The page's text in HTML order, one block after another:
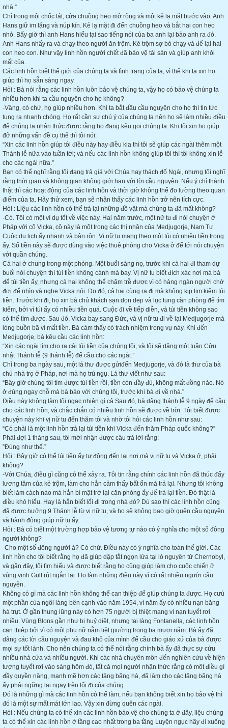
nhà.”
Chỉ trong một chốc lát, cửa chuồng heo mở rộng và một kẻ lạ mặt bước vào. Anh
Hans giữ im lặng và núp kín. Kẻ lạ mặt đi đến chuồng heo và bắt hai con heo
nhỏ. Bấy giờ thì anh Hans hiểu tại sao tiếng nói của ba anh lại bảo anh ra đó.
Anh Hans nhẩy ra và chạy theo người ăn trộm. Kẻ trộm sợ bỏ chạy và để lại hai
con heo con. Như vậy linh hồn người chết đã bảo vệ tài sản và giúp anh khỏi
mất của.
Các linh hồn biết thế giới của chúng ta và tình trạng của ta, vì thế khi ta xin họ
giúp thì họ sẵn sàng ngay.
Hỏi : Bà nói rằng các linh hồn luôn bảo vệ chúng ta, vậy họ có bảo vệ chúng ta
nhiều hơn khi ta cầu nguyện cho họ không?
-Vâng, có chứ, họ giúp nhiều hơn. Khi ta bắt đầu cầu nguyện cho họ thì tin tức
tung ra nhanh chóng. Họ rất cần sự chú ý của chúng ta nên họ sẽ làm nhiều điều
để chúng ta nhận thức được rằng họ đang kêu gọi chúng ta. Khi tôi xin họ giúp
đỡ những vấn đề cụ thể thì tôi nói:
“Xin các linh hồn giúp tôi điều này hay điều kia thì tôi sẽ giúp các ngài thêm một
Thánh lễ nữa vào tuần tới; và nếu các linh hồn không giúp tôi thì tôi không xin lễ
cho các ngài nữa.”
Bạn có thể nghĩ rằng tôi đang trả giá với Chúa hay thách đố Ngài, nhưng tôi nghĩ
rằng thời gian và không gian không giới hạn với lời cầu nguyện. Nếu ý chỉ thành
thật thì các hoạt động của các linh hồn và thời giờ không thể đo lường theo quan
điểm của ta. Hãy thử xem, bạn sẽ nhận thấy các linh hồn trở nên tích cực.
Hỏi : Liệu các linh hồn có thể trả lại những đồ vật mà chúng ta đã mất không?
-Có. Tôi có một ví dụ tốt về việc này. Hai năm trước, một nữ tu đi nói chuyện ở
Pháp với cô Vicka, cô này là một trong các thị nhân của Medjugorje, Nam Tư.
Cuộc du lịch ấy nhanh và bận rộn. Vị nữ tu mang theo một túi có nhiều tiền trong
ấy. Số tiền này sẽ được dùng vào việc thuê phòng cho Vicka ở để tới nói chuyện
với quần chúng.
Cả hai ở chung trong một phòng. Một buổi sáng nọ, trước khi cả hai đi tham dự
buổi nói chuyện thì túi tiền không cánh mà bay. Vị nữ tu biết đích xác nơi mà bà
để túi tiền ấy, nhưng cả hai không thể chậm trễ được vì có hàng ngàn người chờ
đợi để nhìn và nghe Vicka nói. Do đó, cả hai cùng ra đi mà không kịp tim kiếm túi
tiền. Trước khi đi, họ xin bà chủ khách sạn dọn dẹp và lục tung căn phòng để tìm
kiếm, bởi vì túi ấy có nhiều tiền quá. Cuộc đi về tiếp diễn, và túi tiền không sao
có thể tìm được. Sau đó, Vicka bay sang Đức, và vị nữ tu đi về lại Medjugorje mà
lòng buồn bã vì mất tiền. Bà cảm thấy có trách nhiệm trong vụ này. Khi đến
Medjugorje, bà kêu cầu các linh hồn:
“Xin các ngài tìm cho ra cái túi tiền của chúng tôi, và tôi sẽ dâng một tuần Cửu
nhật Thánh lễ (9 thánh lễ) để cầu cho các ngài.”
Chỉ trong ba ngày sau, một lá thư được gửiđến Medjugorje, và đó là thư của bà
chủ nhà trọ ở Pháp, nơi mà họ trú ngụ. Lá thư viết như sau:
“Bây giờ chúng tôi tìm được túi tiền rồi, tiền còn đầy đủ, không mất đồng nào. Nó
ở đúng ngay chỗ mà bà bảo với chúng tôi, trước khi bà đi về nhà.”
Điều này không làm tôi ngạc nhiên gì cả.Sau đó, bà dâng thánh lễ 9 ngày để cầu
cho các linh hồn, và chắc chắn có nhiều linh hồn sẽ được về trời. Tôi biết được
chuyện này khi vị nữ tu đến thăm tôi và nhờ tôi hỏi các linh hồn như sau:
“Có phải là một linh hồn trả lại túi tiền khi Vicka đến thăm Pháp quốc không?”
Phải đợi 1 tháng sau, tôi mới nhận được câu trả lời rằng:
”Đúng như thế.”
Hỏi : Bây giờ có thể túi tiền ấy tự động đến lại nơi mà vị nữ tu và Vicka ở, phải
không?
-Với Chúa, điều gì cũng có thể xảy ra. Tôi tin rằng chính các linh hồn đã thúc đẩy
lương tâm của kẻ trộm, làm cho hắn cảm thấy bất ổn mà trả lại. Nhưng tôi không
biết làm cách nào mà hắn bí mật trở lại căn phòng ấy để trả lại tiền. Đó thật là
điều khó hiểu. Hay là hắn biết lối đi trong nhà đó? Dù sao thì các linh hồn cũng
đã được hưởng 9 Thánh lễ từ vị nữ tu, và họ sẽ không bao giờ quên cầu nguyện
và hành động giúp nữ tu ấy.
Hỏi : Bà có biết một trường hợp bảo vệ tương tự nào có ý nghĩa cho một số đông
người không?
-Cho một số đông người à? Có chứ. Điều này có ý nghĩa cho toàn thế giới. Các
linh hồn cho tôi biết rằng họ đã giúp dập tắt ngọn lửa tại lò nguyên tử Chernobyl,
và gần đây, tôi tìm hiểu và được biết rằng họ cũng giúp làm cho cuộc chiến ở
vùng vịnh Gulf rút ngắn lại. Họ làm những điều này vì có rất nhiều người cầu
nguyện.
Không có gì mà các linh hồn không thể can thiệp để giúp chúng ta được. Họ cưú
một phần của ngôi làng bên cạnh vào năm 1954, vì năm ấy có nhiều nạn băng
hà trụt. Ở gần thung lũng này có hơn 75 người bị thiệt mạng vì nạn tuyết rơi
nhiều. Vùng Blons gần như bị huỷ diệt, nhưng tại làng Fontanella, các linh hồn
can thiệp bởi vì có một phụ nữ nằm liệt giường trong ba mươi năm. Bà ấy đã
dâng các lời cầu nguyện và đau khổ của mình để cầu cho giáo xứ của bà được
mọi sự tốt lành. Cho nên chúng ta có thể nói rằng chính bà ấy đã thực sự cứu
nhiều nhà cửa và nhiều người. Khi các nhà chuyên môn đến nghiên cứu về hiện
tượng tuyết rơi vào sáng hôm đó, tất cả mọi người nhận thức rằng có môt điều gì
đầy quyền năng, mạnh mẽ hơn các tảng băng hà, đã làm cho các tãng băng hà
ấy phải ngững lại ngay trên lối đi của chúng.
Đó là những gì mà các linh hồn có thể làm, nếu bạn không biết xin họ bảo vệ thì
đó là một sự mất mát lớn lao. Vậy xin đừng quên các ngài.
Hỏi : Nếu chúng ta có thể xin các linh hồn bảo vệ cho chúng ta ở đây, liệu chúng
ta có thể xin các linh hồn ở tầng cao nhất trong ba tầng Luyện ngục hãy đi xuống